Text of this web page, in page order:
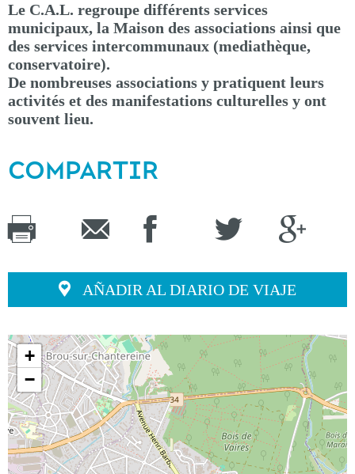
Le C.A.L. regroupe différents services
municipaux, la Maison des associations ainsi que
des services intercommunaux (mediathèque,
conservatoire).
De nombreuses associations y pratiquent leurs
activités et des manifestations culturelles y ont
souvent lieu.
COMPARTIR
AÑADIR AL DIARIO DE VIAJE
+
−